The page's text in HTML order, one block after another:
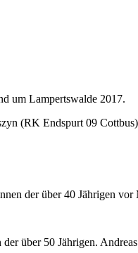
um Lampertswalde 2017.
(RK Endspurt 09
der über 40 Jährigen
über 50 Jährigen.